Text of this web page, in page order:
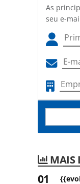
As
seu e-
MAIS